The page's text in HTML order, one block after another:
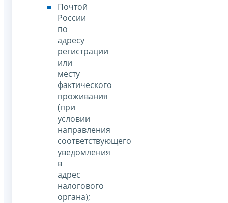
Почтой
России
по
адресу
регистрации
или
месту
фактического
проживания
(при
условии
направления
соответствующего
уведомления
в
адрес
налогового
органа);